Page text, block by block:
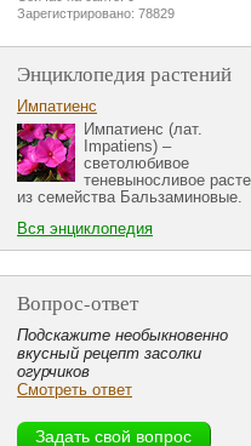
Зарегистрировано: 78829
Энциклопедия растений
Импатиенс
Импатиенс (лат.
Impatiens) –
светолюбивое
теневыносливое
из семейства Бальзаминовые.
Вся энциклопедия
Вопрос-ответ
Подскажите необыкновенно
вкусный рецепт засолки
огурчиков
Смотреть ответ